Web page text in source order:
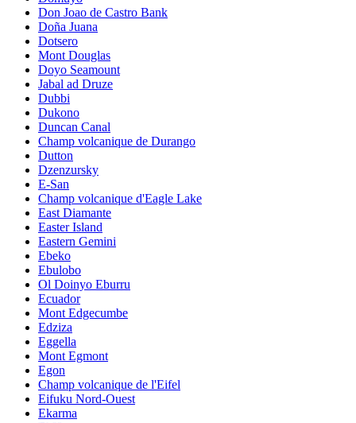
Don Joao de Castro Bank
Doña Juana
Dotsero
Mont Douglas
Doyo Seamount
Jabal ad Druze
Dubbi
Dukono
Duncan Canal
Champ volcanique de Durango
Dutton
Dzenzursky
E-San
Champ volcanique d'Eagle Lake
East Diamante
Easter Island
Eastern Gemini
Ebeko
Ebulobo
Ol Doinyo Eburru
Ecuador
Mont Edgecumbe
Edziza
Eggella
Mont Egmont
Egon
Champ volcanique de l'Eifel
Eifuku Nord-Ouest
Ekarma